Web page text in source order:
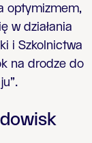
optymizmem,
w działania
i Szkolnictwa
na drodze do